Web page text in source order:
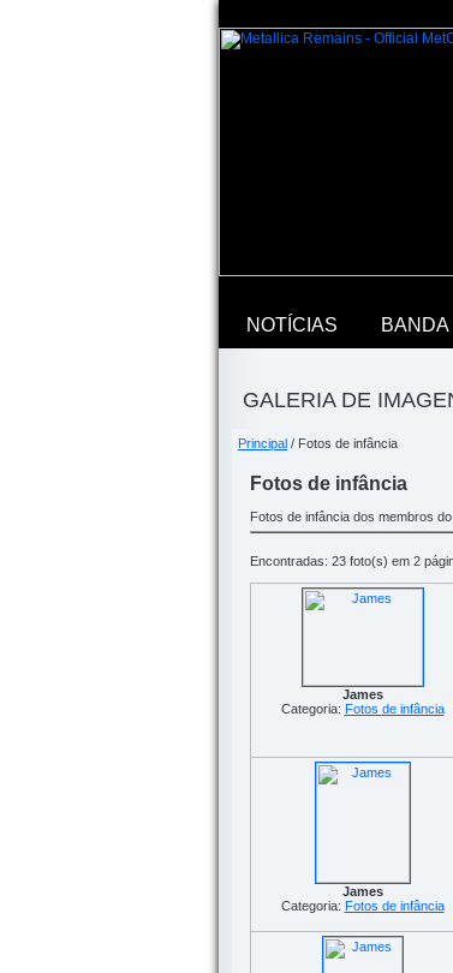
NOTÍCIAS BANDA
GALERIA DE
Principal / Fotos de infância
Fotos de infância
Fotos de infância dos membros do
Encontradas: 23 foto(s) em 2
James
Categoria: Fotos de infância
James
Categoria: Fotos de infância